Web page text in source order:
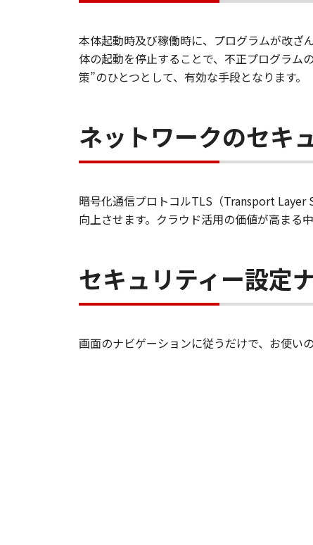
本体起動時及び稼働時に、プログラムが改ざ
体の起動を停止することで、不正プログラム
策”のひとつとして、有効な手段となります。
ネットワークのセキ
暗号化通信プロトコルTLS（Transport Layer
向上させます。クラウド活用の価値が高まる
セキュリティー設定
画面のナビゲーションに従うだけで、お使い